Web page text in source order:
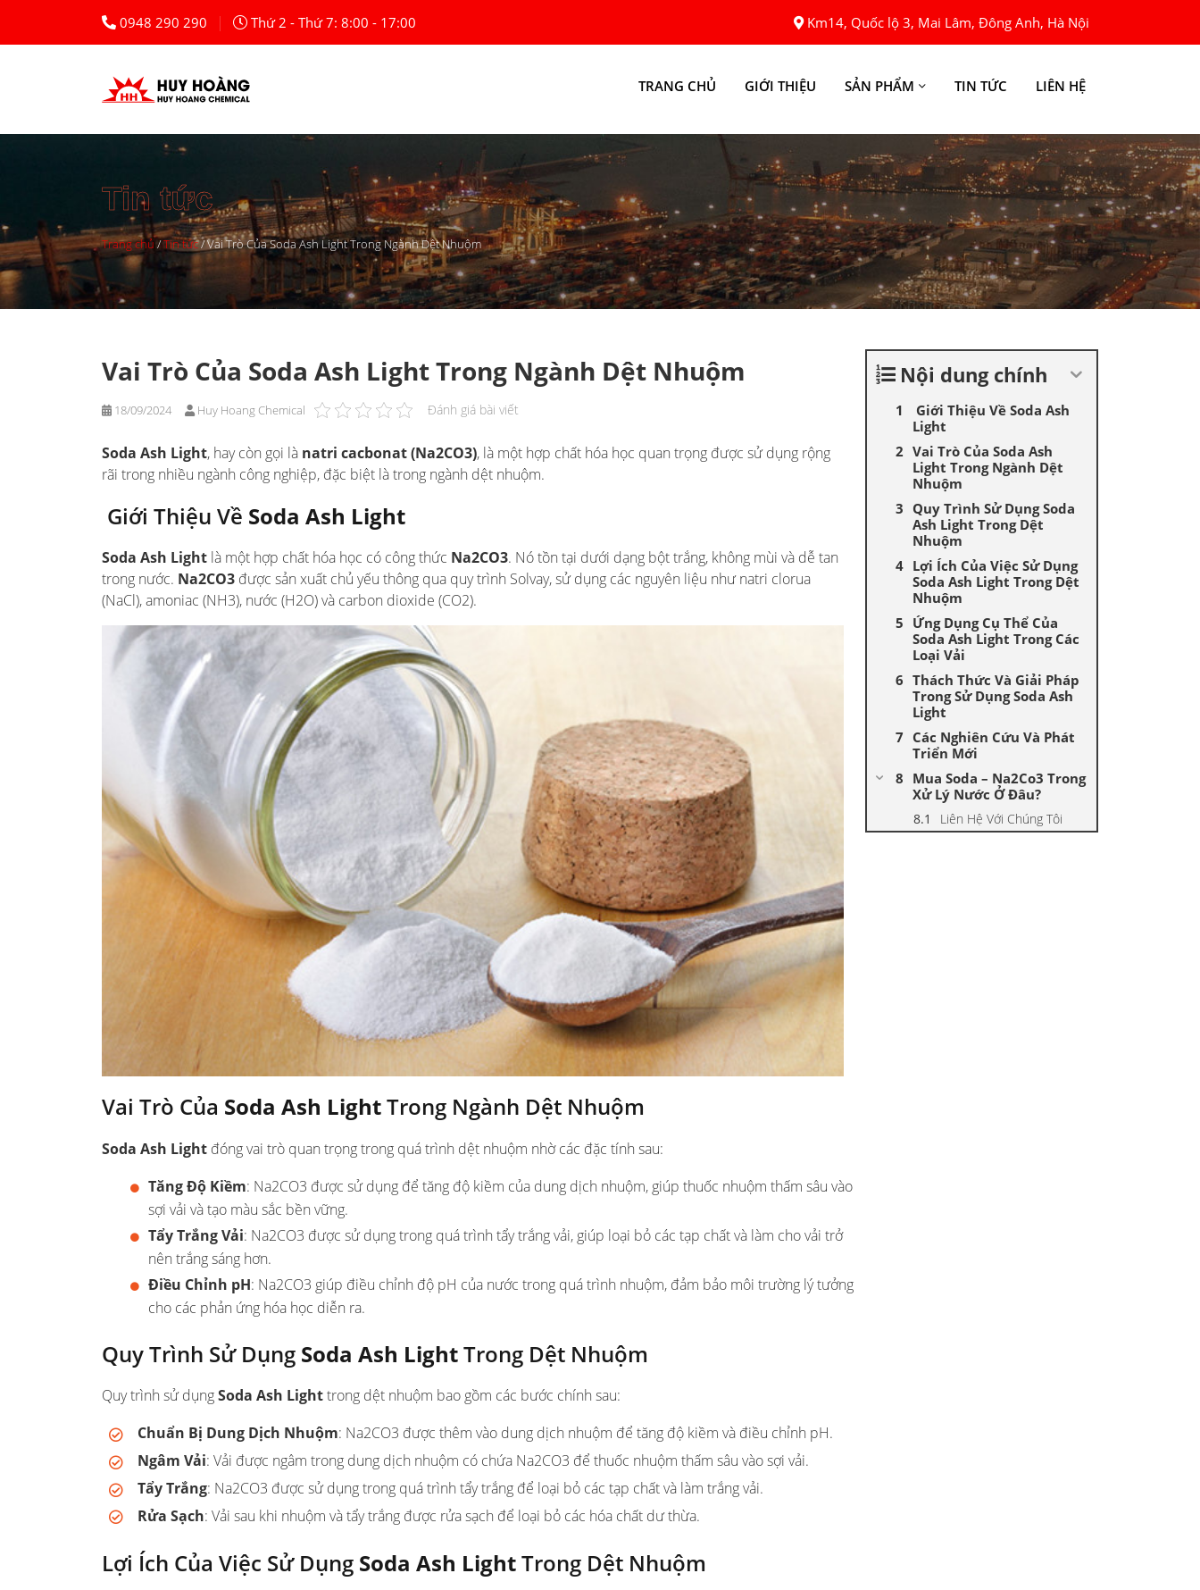
0948 290 290 | Thứ 2 - Thứ 7: 8:00 - 17:00 Km14, Quốc lộ 3, Mai Lâm, Đông Anh, Hà Nội
TRANG CHỦ GIỚI THIỆU SẢN PHẨM TIN TỨC LIÊN HỆ
Tin tức
Trang chủ/Tin tức/Vai Trò Của Soda Ash Light Trong Ngành Dệt Nhuộm
Vai Trò Của Soda Ash Light Trong Ngành Dệt Nhuộm
18/09/2024 Huy Hoang Chemical Đánh giá bài viết
Soda Ash Light, hay còn gọi là natri cacbonat (Na2CO3), là một hợp chất hóa học quan trọng được sử dụng rộng
rãi trong nhiều ngành công nghiệp, đặc biệt là trong ngành dệt nhuộm.
Giới Thiệu Về Soda Ash Light
Soda Ash Light là một hợp chất hóa học có công thức Na2CO3. Nó tồn tại dưới dạng bột trắng, không mùi và dễ tan
trong nước. Na2CO3 được sản xuất chủ yếu thông qua quy trình Solvay, sử dụng các nguyên liệu như natri clorua
(NaCl), amoniac (NH3), nước (H2O) và carbon dioxide (CO2).
Vai Trò Của Soda Ash LightTrong Ngành Dệt Nhuộm
Soda Ash Light đóng vai trò quan trọng trong quá trình dệt nhuộm nhờ các đặc tính sau:
Tăng Độ Kiềm: Na2CO3 được sử dụng để tăng độ kiềm của dung dịch nhuộm, giúp thuốc nhuộm thấm sâu vào
sợi vải và tạo màu sắc bền vững.
Tẩy Trắng Vải: Na2CO3 được sử dụng trong quá trình tẩy trắng vải, giúp loại bỏ các tạp chất và làm cho vải trở
nên trắng sáng hơn.
Điều Chỉnh pH: Na2CO3 giúp điều chỉnh độ pH của nước trong quá trình nhuộm, đảm bảo môi trường lý tưởng
cho các phản ứng hóa học diễn ra.
Quy Trình Sử Dụng Soda Ash LightTrong Dệt Nhuộm
Quy trình sử dụngSoda Ash Lighttrong dệt nhuộm bao gồm các bước chính sau:
Chuẩn Bị Dung Dịch Nhuộm: Na2CO3 được thêm vào dung dịch nhuộm để tăng độ kiềm và điều chỉnh pH.
Ngâm Vải: Vải được ngâm trong dung dịch nhuộm có chứa Na2CO3 để thuốc nhuộm thấm sâu vào sợi vải.
Tẩy Trắng: Na2CO3 được sử dụng trong quá trình tẩy trắng để loại bỏ các tạp chất và làm trắng vải.
Rửa Sạch: Vải sau khi nhuộm và tẩy trắng được rửa sạch để loại bỏ các hóa chất dư thừa.
Lợi Ích Của Việc Sử Dụng Soda Ash LightTrong Dệt Nhuộm
Nội dung chính
Giới Thiệu Về Soda Ash
Light
Vai Trò Của Soda Ash
Light Trong Ngành Dệt
Nhuộm
Quy Trình Sử Dụng Soda
Ash Light Trong Dệt
Nhuộm
Lợi Ích Của Việc Sử Dụng
Soda Ash Light Trong Dệt
Nhuộm
Ứng Dụng Cụ Thể Của
Soda Ash Light Trong Các
Loại Vải
Thách Thức Và Giải Pháp
Trong Sử Dụng Soda Ash
Light
Các Nghiên Cứu Và Phát
Triển Mới
Mua Soda – Na2Co3 Trong
Xử Lý Nước Ở Đâu?
Liên Hệ Với Chúng Tôi